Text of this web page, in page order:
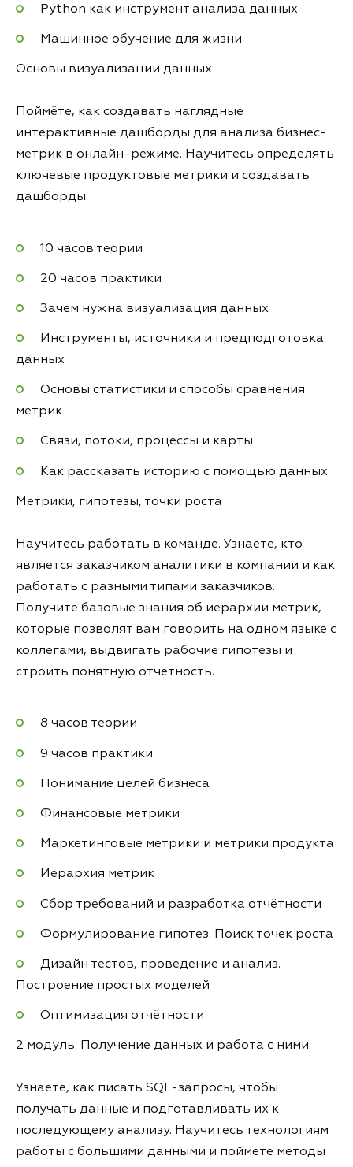
Python как инструмент анализа данных
Машинное обучение для жизни
Основы визуализации данных
Поймёте, как создавать наглядные
интерактивные дашборды для анализа бизнес-
метрик в онлайн-режиме. Научитесь определять
ключевые продуктовые метрики и создавать
дашборды.
10 часов теории
20 часов практики
Зачем нужна визуализация данных
Инструменты, источники и предподготовка
данных
Основы статистики и способы сравнения
метрик
Связи, потоки, процессы и карты
Как рассказать историю с помощью данных
Метрики, гипотезы, точки роста
Научитесь работать в команде. Узнаете, кто
является заказчиком аналитики в компании и как
работать с разными типами заказчиков.
Получите базовые знания об иерархии метрик,
которые позволят вам говорить на одном языке с
коллегами, выдвигать рабочие гипотезы и
строить понятную отчётность.
8 часов теории
9 часов практики
Понимание целей бизнеса
Финансовые метрики
Маркетинговые метрики и метрики продукта
Иерархия метрик
Сбор требований и разработка отчётности
Формулирование гипотез. Поиск точек роста
Дизайн тестов, проведение и анализ.
Построение простых моделей
Оптимизация отчётности
2 модуль. Получение данных и работа с ними
Узнаете, как писать SQL-запросы, чтобы
получать данные и подготавливать их к
последующему анализу. Научитесь технологиям
работы с большими данными и поймёте методы